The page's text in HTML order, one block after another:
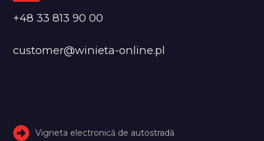
+48 33 813 90 00
customer@winieta-online.pl
Vigneta electronică de autostradă